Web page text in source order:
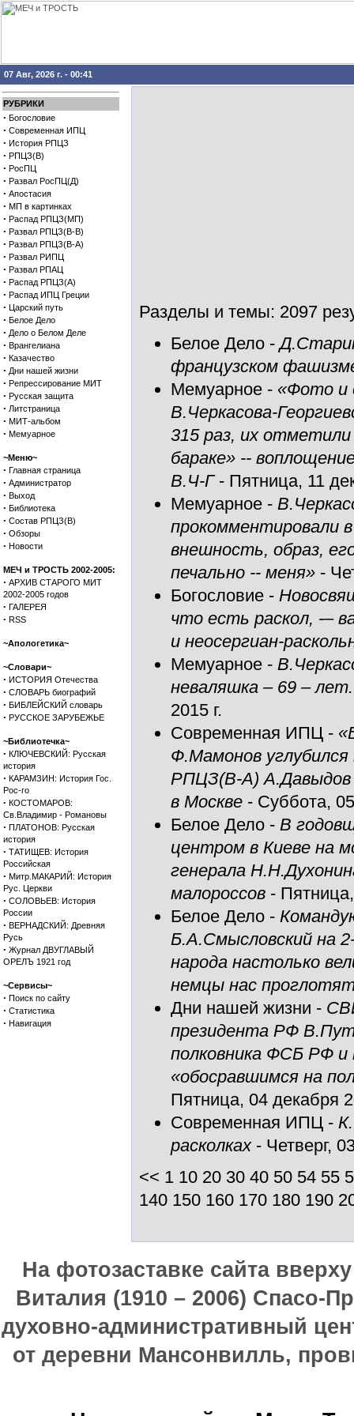
07 Авг, 2026 г. - 00:41
РУБРИКИ
· Богословие
· Современная ИПЦ
· История РПЦЗ
· РПЦЗ(В)
· РосПЦ
· Развал РосПЦ(Д)
· Апостасия
· МП в картинках
· Распад РПЦЗ(МП)
· Развал РПЦЗ(В-В)
· Развал РПЦЗ(В-А)
· Развал РИПЦ
· Развал РПАЦ
· Распад РПЦЗ(А)
· Распад ИПЦ Греции
· Царский путь
· Белое Дело
· Дело о Белом Деле
· Врангелиана
· Казачество
· Дни нашей жизни
· Репрессирование МИТ
· Русская защита
· Литстраница
· МИТ-альбом
· Мемуарное
~Меню~
· Главная страница
· Администратор
· Выход
· Библиотека
· Состав РПЦЗ(В)
· Обзоры
· Новости
МЕЧ и ТРОСТЬ 2002-2005:
· АРХИВ СТАРОГО МИТ
2002-2005 годов
· ГАЛЕРЕЯ
· RSS
~Апологетика~
~Словари~
· ИСТОРИЯ Отечества
· СЛОВАРЬ биографий
· БИБЛЕЙСКИЙ словарь
· РУССКОЕ ЗАРУБЕЖЬЕ
~Библиотечка~
· КЛЮЧЕВСКИЙ: Русская
история
· КАРАМЗИН: История Гос.
Рос-го
· КОСТОМАРОВ:
Св.Владимир - Романовы
· ПЛАТОНОВ: Русская
история
· ТАТИЩЕВ: История
Российская
· Митр.МАКАРИЙ: История
Рус. Церкви
· СОЛОВЬЕВ: История
России
· ВЕРНАДСКИЙ: Древняя
Русь
· Журнал ДВУГЛАВЫЙ
ОРЕЛЪ 1921 год
~Сервисы~
· Поиск по сайту
· Статистика
· Навигация
Разделы и темы: 2097
Белое Дело -
французском
Мемуарное - «Фото и
В.Черкасова-
315 раз, их
бараке» --
В.Ч-Г- Пятница, 11
Мемуарное -
прокомментировали
внешность, образ,
печально -- меня» -
Богословие -
что есть раскол, -–
и неосергиан-
Мемуарное -
неваляшка – 69 –
2015 г.
Современная ИПЦ -
Ф.Мамонов углубился
РПЦЗ(В-А) А.Давыдов
в Москве - Суббота,
Белое Дело - В
центром в Киеве на
генерала
малороссов -
Белое Дело -
Б.А.Смысловский на
народа настолько
немцы нас
Дни нашей жизни -
президента РФ
полковника ФСБ РФ и
«обосравшимся на
Пятница, 04 декабря
Современная ИПЦ -
расколках- Четверг,
<< 1 10 20 30 40 50 54 55
140 150 160 170 180 190
На фотозаставке сайта
Виталия (1910 – 2006) Спасо-
духовно-административный
от деревни Мансонвилль,